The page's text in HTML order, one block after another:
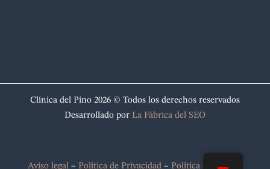
Clínica del Pino 2026 © Todos los derechos reservados
Desarrollado por La Fábrica del SEO
Clínica del Pino 2026 © Todos los derechos reservados
Aviso legal– Política de Privacidad– Política de cookies